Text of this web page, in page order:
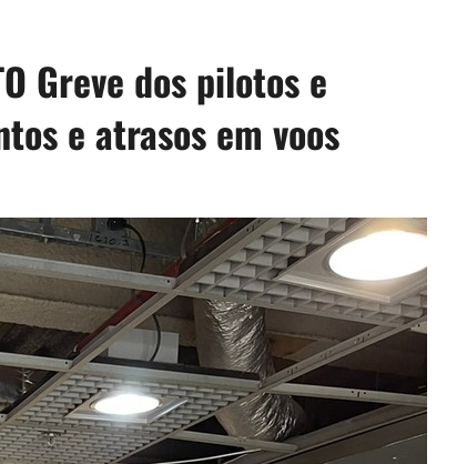
Greve dos pilotos e
e atrasos em voos